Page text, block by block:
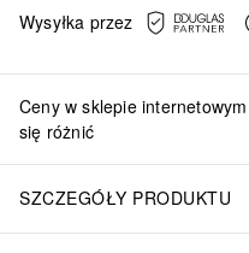
Wysyłka przez
Ceny w sklepie
się różnić
SZCZEGÓŁY PRODUKTU